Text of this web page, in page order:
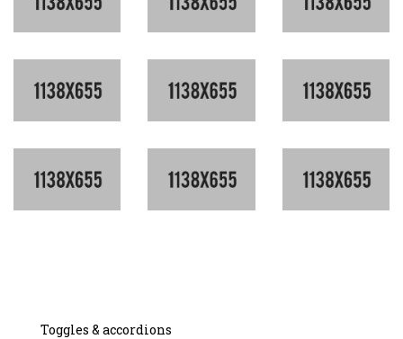
Toggles & accordions